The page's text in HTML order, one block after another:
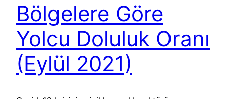
Bölgelere Göre
Yolcu Doluluk Oranı
(Eylül 2021)